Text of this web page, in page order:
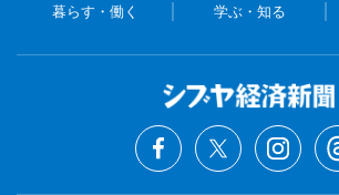
暮らす・働く 学ぶ・知る